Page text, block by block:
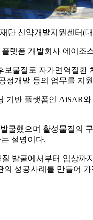
단 신약개발지원센터(
폼 개발회사 에이
물질로 자가면역질
정개발 등의 업무를 지
반 플랫폼인 AiSAR
굴했으며 활성물질의
설명이다.
발굴에서부터 임상
성공사례를 만들어